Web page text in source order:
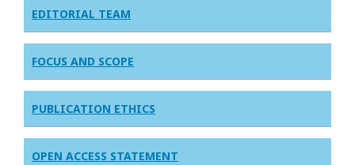
EDITORIAL TEAM
FOCUS AND SCOPE
PUBLICATION ETHICS
OPEN ACCESS STATEMENT